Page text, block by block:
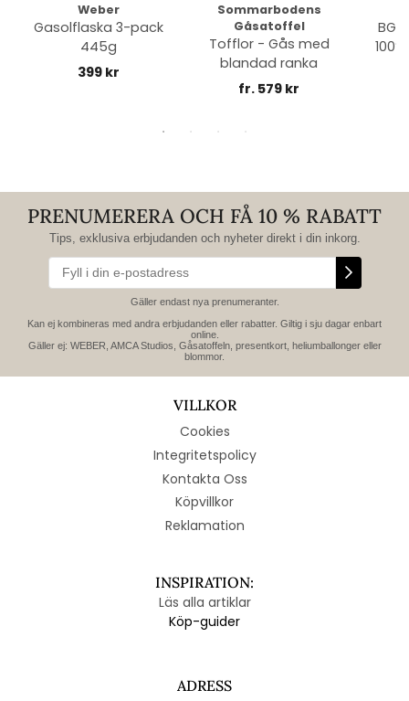
Weber
Gasolflaska 3-pack
445g
399 kr
Sommarbodens
Gåsatoffel
Tofflor - Gås med
blandad ranka
fr. 579 kr
PRENUMERERA OCH FÅ 10 % RABATT
Tips, exklusiva erbjudanden och nyheter direkt i din inkorg.
Gäller endast nya prenumeranter.
Kan ej kombineras med andra erbjudanden eller rabatter. Giltig i sju dagar enbart
online.
Gäller ej: WEBER, AMCA Studios, Gåsatoffeln, presentkort, heliumballonger eller
blommor.
VILLKOR
Cookies
Integritetspolicy
Kontakta Oss
Köpvillkor
Reklamation
INSPIRATION:
Läs alla artiklar
Köp-guider
ADRESS